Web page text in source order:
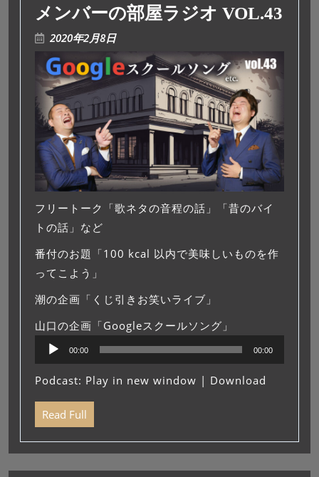
メンバーの部屋ラジオ VOL.43
2020年2月8日
フリートーク「歌ネタの音程の話」「昔のバイ
トの話」など
番付のお題「100 kcal 以内で美味しいものを作
ってこよう」
潮の企画「くじ引きお笑いライブ」
山口の企画「Googleスクールソング」
プ
ー
ヤ
00:00 00:00
Podcast: Play in new window | Download
Read Full